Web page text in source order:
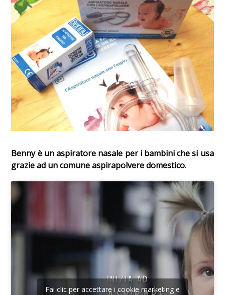
Benny è un aspiratore nasale per i bambini che si usa
grazie ad un comune aspirapolvere domestico.
Fai clic per accettare i cookie marketing e